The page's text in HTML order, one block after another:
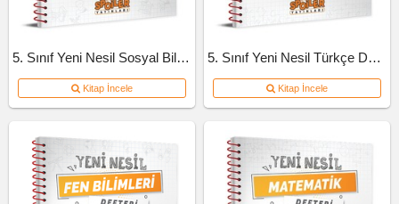
5. Sınıf Yeni Nesil Sosyal Bilgiler Defteri
Kitap İncele
5. Sınıf Yeni Nesil Türkçe Defteri
Kitap İncele